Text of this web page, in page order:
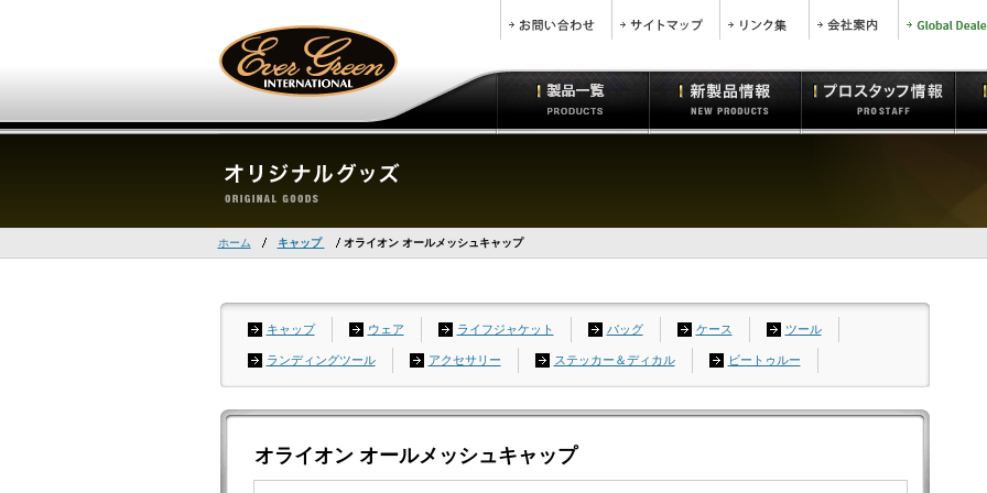
ホーム キャップ オライオン オールメッシュキャップ
キャップ ウェア ライフジャケット バッグ ケース ツール
ランディングツール アクセサリー ステッカー＆ディカル ビートゥルー
オライオン オールメッシュキャップ